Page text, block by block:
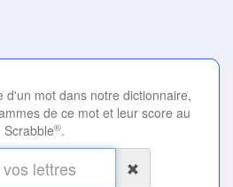
d'un mot dans notre dictionnaire,
de ce mot et leur score au
Scrabble®.